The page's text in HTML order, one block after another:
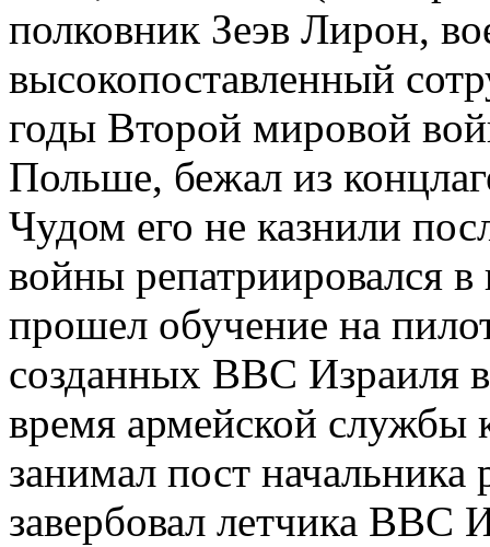
полковник Зеэв Лирон,
высокопоставленный
годы Второй мировой
Польше, бежал из
Чудом его не казнили
войны репатриировался
прошел обучение на
созданных ВВС Израиля
время армейской службы
занимал пост
завербовал летчика ВВС